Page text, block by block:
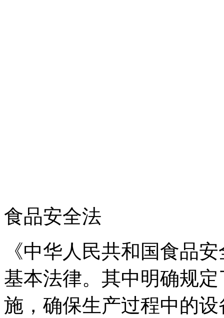
食品安全法
《中华人民共和国食品
基本法律。其中明确规
施，确保生产过程中的